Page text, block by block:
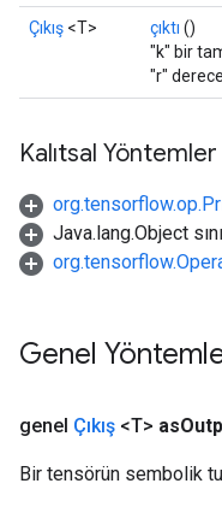
Çıkış <T> çıktı ()
"k" bir
"r"
Kalıtsal Yöntemler
Java.lang.Object
Genel
genel Çıkış <T> as
Bir tensörün sembolik